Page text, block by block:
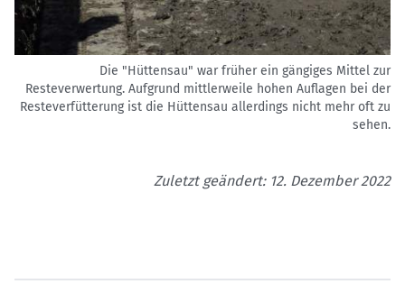
Die "Hüttensau" war früher ein gängiges Mittel zur
Resteverwertung. Aufgrund mittlerweile hohen Auflagen bei der
Resteverfütterung ist die Hüttensau allerdings nicht mehr oft zu
sehen.
Zuletzt geändert: 12. Dezember 2022